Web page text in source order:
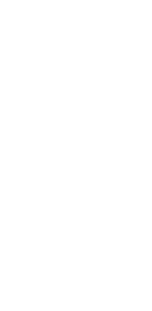
un medio
y
de 80
se ha
(United
Hoy, el
a jóvenes
interpreta